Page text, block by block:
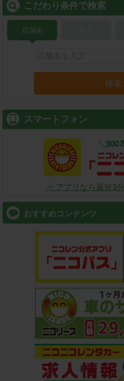
こだわり条件で検索
店舗名
検索
スマートフォン
⇒ アプリなら最短3
おすすめコンテンツ